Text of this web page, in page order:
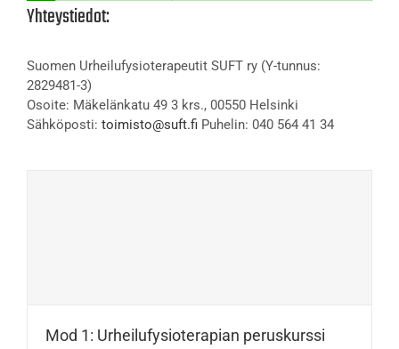
Yhteystiedot:
Suomen Urheilufysioterapeutit SUFT ry (Y-tunnus:
2829481-3)
Osoite: Mäkelänkatu 49 3 krs., 00550 Helsinki
Sähköposti: toimisto@suft.fi Puhelin: 040 564 41 34
Mod 1: Urheilufysioterapian peruskurssi